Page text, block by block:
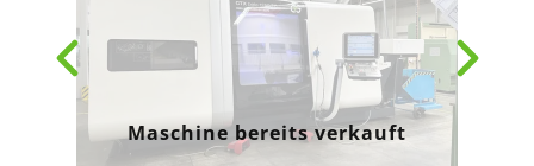
Gebrauchtmaschinen
Dienstleistungen
Unternehmen
Maschine bereits verkauft